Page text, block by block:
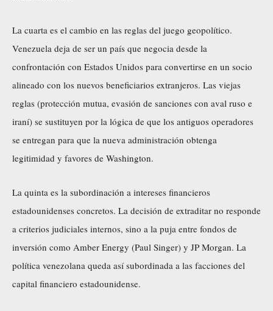
La cuarta es el cambio en las reglas del juego geopolítico.
Venezuela deja de ser un país que negocia desde la
confrontación con Estados Unidos para convertirse en un socio
alineado con los nuevos beneficiarios extranjeros. Las viejas
reglas (protección mutua, evasión de sanciones con aval ruso e
iraní) se sustituyen por la lógica de que los antiguos operadores
se entregan para que la nueva administración obtenga
legitimidad y favores de Washington.
La quinta es la subordinación a intereses financieros
estadounidenses concretos. La decisión de extraditar no responde
a criterios judiciales internos, sino a la puja entre fondos de
inversión como Amber Energy (Paul Singer) y JP Morgan. La
política venezolana queda así subordinada a las facciones del
capital financiero estadounidense.